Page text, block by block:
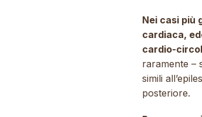
Nei casi più
cardiaca,
cardio-
raramente –
simili
posteriore.